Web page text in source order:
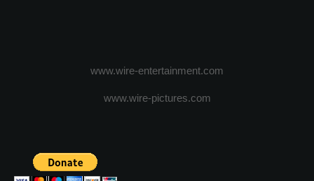
www.wire-entertainment.com
www.wire-pictures.com